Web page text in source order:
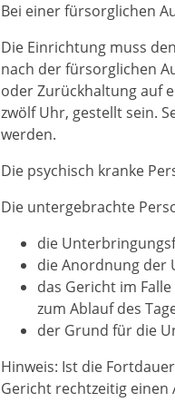
Bei einer fürsorglichen
Die Einrichtung muss
nach der fürsorglichen
oder Zurückhaltung auf
zwölf Uhr, gestellt sein.
werden.
Die psychisch kranke
Die untergebrachte
die
die Anordnung der
das Gericht im
zum Ablauf des
der Grund für die
Hinweis: Ist die
Gericht rechtzeitig